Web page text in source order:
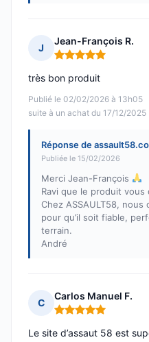
J
Jean-François R.
Note : 5 sur 5
Publié le 02/02/2026 à 13h05
suite à un achat du 17/12/2025
très bon produit
Réponse de
Publiée le 15/02/2026
Merci Jean-François
Ravi que le produit
Chez ASSAULT58,
pour qu’il soit fiable,
terrain.
André
C
Carlos Manuel F.
Note : 5 sur 5
Le site d’assaut 58 est